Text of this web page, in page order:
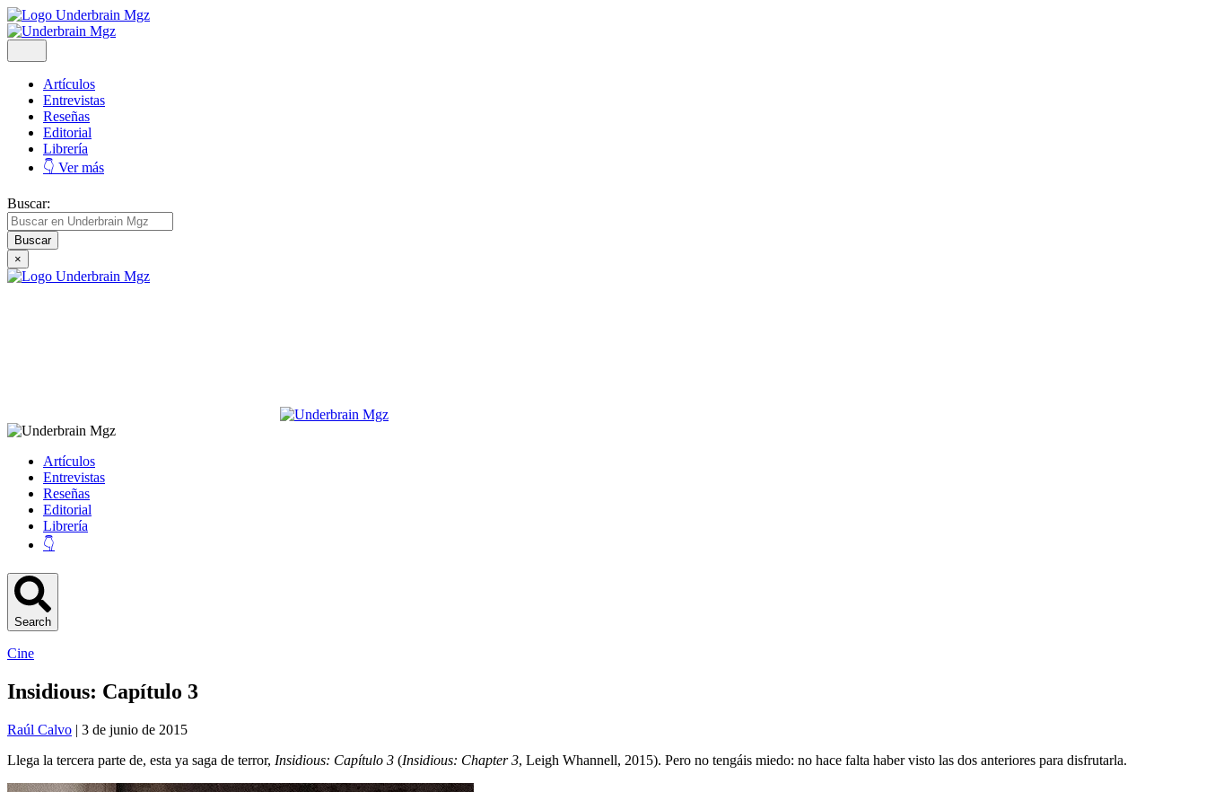
Artículos
Entrevistas
Reseñas
Editorial
Librería
👇 Ver más
Buscar:
×
Artículos
Entrevistas
Reseñas
Editorial
Librería
👇
Search
Cine
Insidious: Capítulo 3
Raúl Calvo | 3 de junio de 2015
Llega la tercera parte de, esta ya saga de terror, Insidious: Capítulo 3 (Insidious: Chapter 3, Leigh Whannell, 2015). Pero no tengáis miedo: no hace falta haber visto las dos anteriores para disfrutarla.